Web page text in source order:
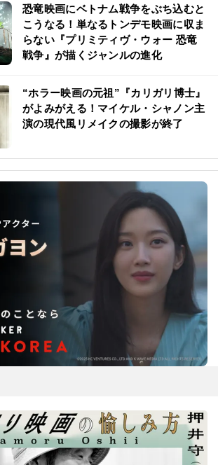
恐竜映画にベトナム戦争をぶち込むと
こうなる！単なるトンデモ映画に収ま
らない『プリミティヴ・ウォー 恐竜
戦争』が描くジャンルの進化
“ホラー映画の元祖”『カリガリ博士』
がよみがえる！マイケル・シャノン主
演の現代風リメイクの撮影が終了